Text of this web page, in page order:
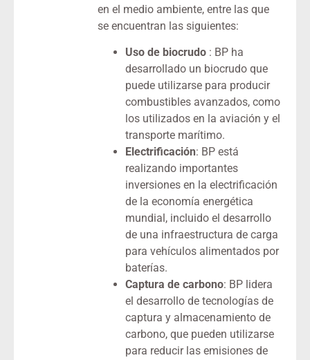
en el medio ambiente, entre las que
se encuentran las siguientes:
Uso de biocrudo : BP ha
desarrollado un biocrudo que
puede utilizarse para producir
combustibles avanzados, como
los utilizados en la aviación y el
transporte marítimo.
Electrificación: BP está
realizando importantes
inversiones en la electrificación
de la economía energética
mundial, incluido el desarrollo
de una infraestructura de carga
para vehículos alimentados por
baterías.
Captura de carbono: BP lidera
el desarrollo de tecnologías de
captura y almacenamiento de
carbono, que pueden utilizarse
para reducir las emisiones de